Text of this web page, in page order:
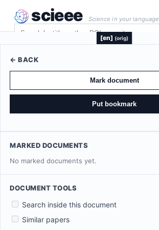
scieee Science in your language
[en] (orig)
← BACK
Mark document
Put bookmark
MARKED DOCUMENTS
No marked documents yet.
DOCUMENT TOOLS
Search inside this document
Similar papers